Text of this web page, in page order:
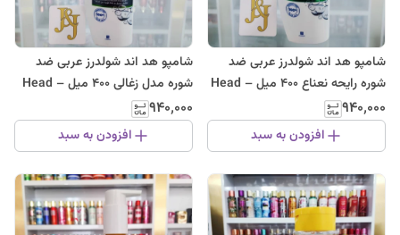
شامپو هد اند شولدرز عربی ضد
شوره رایحه نعناع 400 میل – Head
& Shoulders
۹۴۰٬۰۰۰
افزودن به سبد
شامپو هد اند شولدرز عربی ضد
شوره مدل زغالی 400 میل – Head
& Shoulders
۹۴۰٬۰۰۰
افزودن به سبد